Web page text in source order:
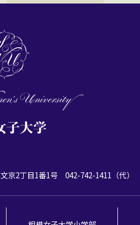
京2丁目1番1号 042-742-1411（代）